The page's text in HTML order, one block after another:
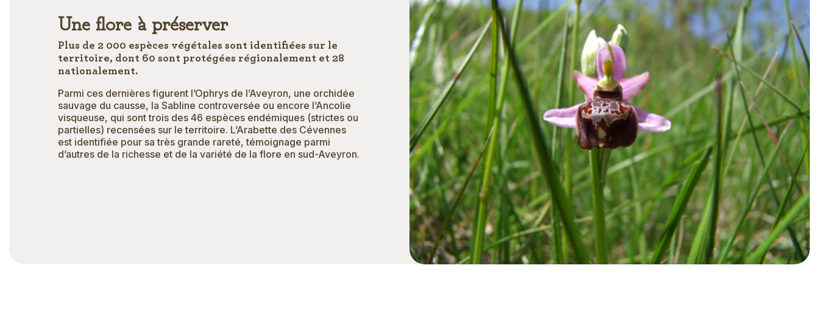
Une flore à préserver
Plus de 2 000 espèces végétales sont identifiées sur le
territoire, dont 60 sont protégées régionalement et 28
nationalement.
Parmi ces dernières figurent l’Ophrys de l’Aveyron, une orchidée
sauvage du causse, la Sabline controversée ou encore l’Ancolie
visqueuse, qui sont trois des 46 espèces endémiques (strictes ou
partielles) recensées sur le territoire. L’Arabette des Cévennes
est identifiée pour sa très grande rareté, témoignage parmi
d’autres de la richesse et de la variété de la flore en sud-Aveyron.